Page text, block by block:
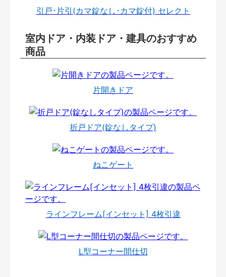
引戸･片引(カマ錠なし･カマ錠付) セレクト
室内ドア・内装ドア・建具のおすすめ
商品
片開きドア
折戸ドア(錠なしタイプ)
ねこゲート
ラインフレーム[インセット] 4枚引違
L型コーナー間仕切